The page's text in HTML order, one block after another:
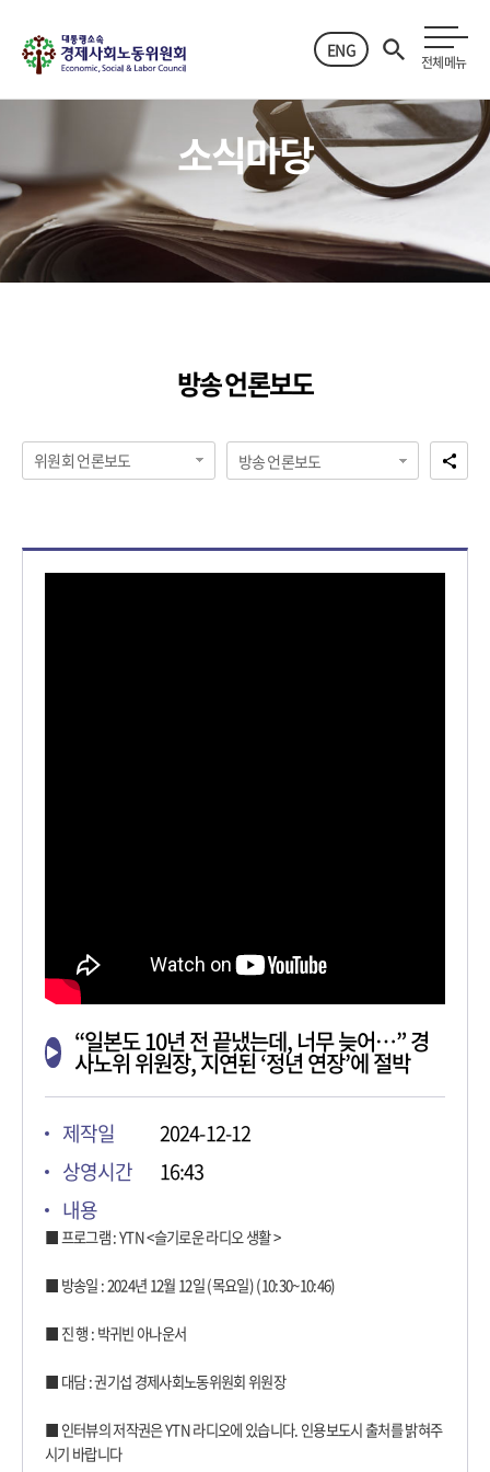
ENG
전체메뉴
소식마당
방송 언론보도
위원회 언론보도 방송 언론보도
“일본도 10년 전 끝냈는데, 너무 늦어…” 경
사노위 위원장, 지연된 ‘정년 연장’에 절박
제작일
2024-12-12
상영시간
16:43
내용
■ 프로그램 : YTN <슬기로운 라디오 생활 >
■ 방송일 : 2024년 12월 12일 (목요일) (10:30~10:46)
■ 진 행 : 박귀빈 아나운서
■ 대담 : 권기섭 경제사회노동위원회 위원장
■ 인터뷰의 저작권은 YTN 라디오에 있습니다. 인용보도시 출처를 밝혀주
시기 바랍니다